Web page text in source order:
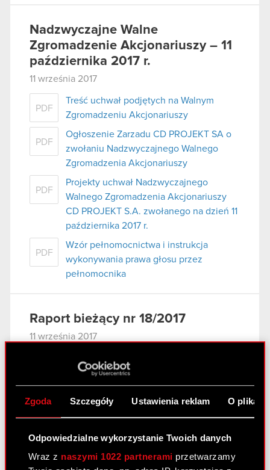
Zgoda Szczegóły Ustawienia reklam O
Odpowiedzialne wykorzystanie Twoich danych
Wraz z naszymi 1022 partnerami przetwarzamy
Nadzwyczajne Walne
Zgromadzenie Akcjonariuszy – 11
października 2017 r.
11 września 2017
PDF
Treść uchwał podjętych na Walnym
Zgromadzeniu Akcjonariuszy
PDF
Ogłoszenie Zarzadu CD PROJEKT SA o
zwołaniu Nadzwyczajnego Walnego
Zgromadzenia Akcjonariuszy
PDF
Projekty uchwał Nadzwyczajnego
Walnego Zgromadzenia Akcjonariuszy
CD PROJEKT S.A. zwołanego na dzień 11
października 2017 r.
PDF
Wzór pełnomocnictwa i instrukcja
wykonywania prawa głosu przez
pełnomocnika
Raport bieżący nr 18/2017
11 września 2017
Podstawa prawna: Art. 56 ust. 1 pkt. 2 Ustawy o
ofercie – informacje bieżące i okresowe Zarząd
spółki CD PROJEKT S.A. (dalej jako „Spółka“)
przekazuje do publicznej wiadomości…Czytaj
PDF
Zgłoszenie kandydata do Rady